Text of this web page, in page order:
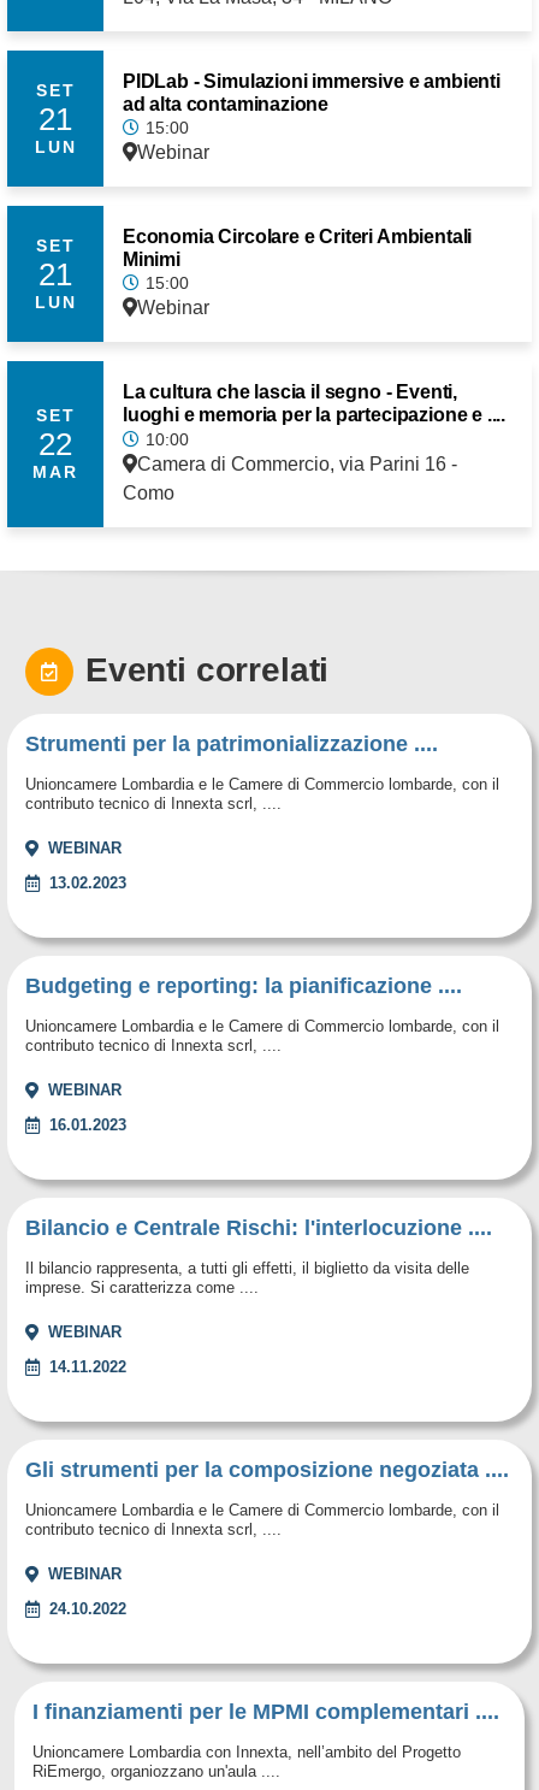
SET
21
LUN
PIDLab - Simulazioni immersive e ambienti
ad alta contaminazione
15:00
Webinar
SET
21
LUN
Economia Circolare e Criteri Ambientali
Minimi
15:00
Webinar
SET
22
MAR
La cultura che lascia il segno - Eventi,
luoghi e memoria per la partecipazione e ....
10:00
Camera di Commercio, via Parini 16 -
Como
Eventi correlati
Strumenti per la patrimonializzazione ....
Unioncamere Lombardia e le Camere di Commercio lombarde, con il
contributo tecnico di Innexta scrl, ....
WEBINAR
13.02.2023
Budgeting e reporting: la pianificazione ....
Unioncamere Lombardia e le Camere di Commercio lombarde, con il
contributo tecnico di Innexta scrl, ....
WEBINAR
16.01.2023
Bilancio e Centrale Rischi: l'interlocuzione ....
Il bilancio rappresenta, a tutti gli effetti, il biglietto da visita delle
imprese. Si caratterizza come ....
WEBINAR
14.11.2022
Gli strumenti per la composizione negoziata ....
Unioncamere Lombardia e le Camere di Commercio lombarde, con il
contributo tecnico di Innexta scrl, ....
WEBINAR
24.10.2022
I finanziamenti per le MPMI complementari ....
Unioncamere Lombardia con Innexta, nell’ambito del Progetto
RiEmergo, organiozzano un'aula ....